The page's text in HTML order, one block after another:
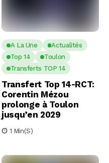
A La Une
Actualités
Top 14
Toulon
Transferts TOP 14
Transfert Top 14-RCT:
Corentin Mézou
prolonge à Toulon
jusqu’en 2029
1 Min(s)